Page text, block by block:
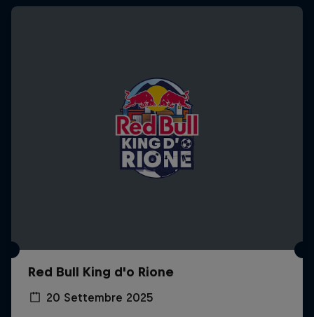
Red Bull King d'o Rione
20 Settembre 2025